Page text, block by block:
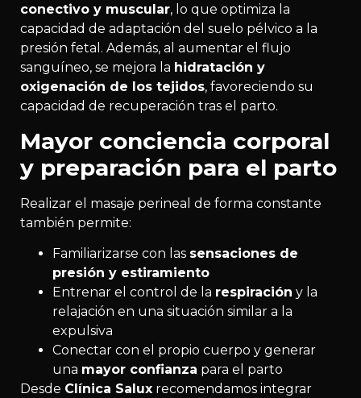
conectivo y muscular, lo que optimiza la
capacidad de adaptación del suelo pélvico a la
presión fetal. Además, al aumentar el flujo
sanguíneo, se mejora la hidratación y
oxigenación de los tejidos, favoreciendo su
capacidad de recuperación tras el parto.
Mayor conciencia corporal
y preparación para el parto
Realizar el masaje perineal de forma constante
también permite:
Familiarizarse con las sensaciones de
presión y estiramiento
Entrenar el control de la respiración y la
relajación en una situación similar a la
expulsiva
Conectar con el propio cuerpo y generar
una mayor confianza para el parto
Desde Clínica Salux recomendamos integrar